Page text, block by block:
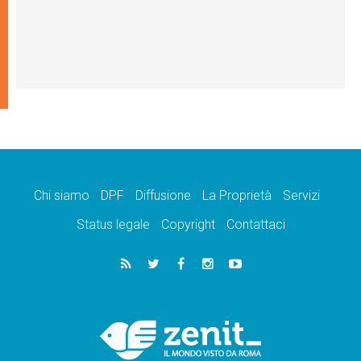
Chi siamo DPF Diffusione La Proprietà
Servizi
Status legale
Copyright Contattaci